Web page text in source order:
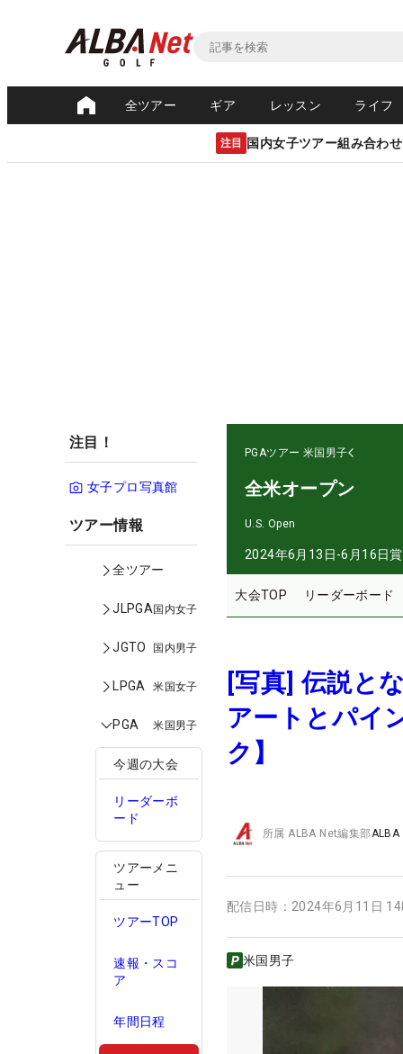
全ツアー ギア レッスン ライフ
注目 国内女子ツアー組み合わせ
注目！
女子プロ写真館
ツアー情報
全ツアー
JLPGA国内女子
JGTO 国内男子
LPGA 米国女子
PGA 米国男子
今週の大会
リーダーボ
ード
ツアーメニ
ュー
ツアーTOP
速報・スコ
ア
年間日程
PGAツアー 米国男子
全米オープン
U.S. Open
2024年6月13日-6月16日
大会TOP リーダーボード
[写真] 伝説と
アートとパイ
ク】
所属ALBA Net編集部ALBA
配信日時： 2024年6月11日
米国男子